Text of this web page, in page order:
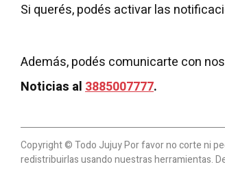
Si querés, podés activar las
Además, podés comunicarte con
Noticias al3885007777.
Copyright © Todo Jujuy Por favor no corte ni
redistribuirlas usando nuestras herramientas.